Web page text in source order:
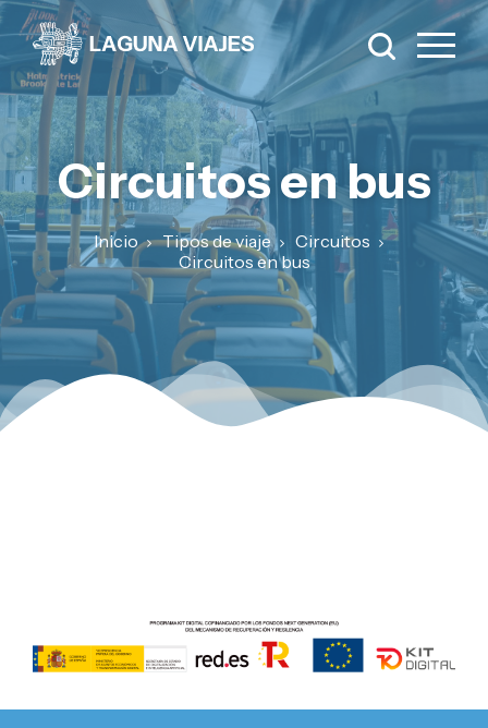
Circuitos en bus
Inicio Tipos de viaje
Circuitos
Circuitos en bus